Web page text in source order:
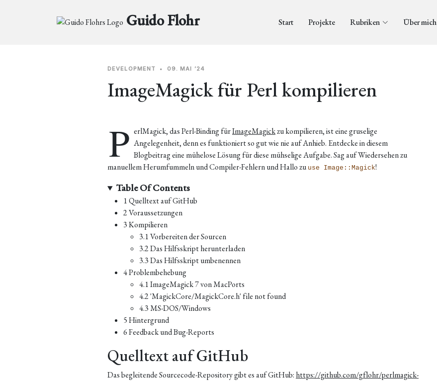
Guido Flohr Start Projekte Rubriken Über mich
DEVELOPMENT • 09. MAI ’24
ImageMagick für Perl kompilieren
P erlMagick, das Perl-Binding fürImageMagickzu kompilieren, ist eine gruselige
Angelegenheit, denn es funktioniert so gut wie nie auf Anhieb. Entdecke in diesem
Blogbeitrag eine mühelose Lösung für diese mühselige Aufgabe. Sag auf Wiedersehen zu
manuellem Herumfummeln und Compiler-Fehlern und Hallo zu use Image::Magick!
Table Of Contents
1Quelltext auf GitHub
2Voraussetzungen
3Kompilieren
3.1Vorbereiten der Sourcen
3.2Das Hilfsskript herunterladen
3.3Das Hilfsskript umbenennen
4Problembehebung
4.1ImageMagick 7 von MacPorts
4.2'MagickCore/MagickCore.h' file not found
4.3MS-DOS/Windows
5Hintergrund
6Feedback und Bug-Reports
Quelltext auf GitHub
Das begleitende Sourcecode-Repository gibt es auf GitHub: https://github.com/gflohr/perlmagick-